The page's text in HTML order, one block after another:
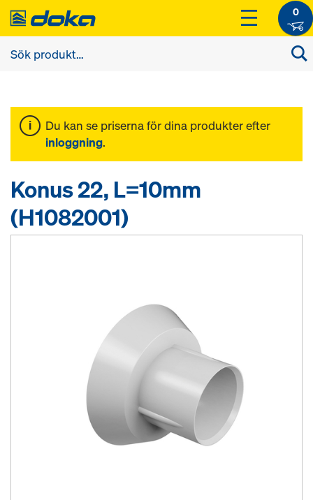
0
Du kan se priserna för dina produkter efter
inloggning.
Konus 22, L=10mm
(H1082001)